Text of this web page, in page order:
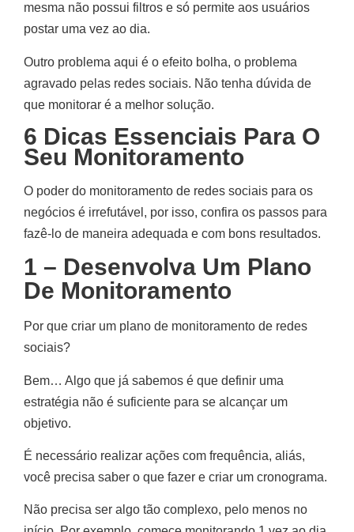
mesma não possui filtros e só permite aos usuários
postar uma vez ao dia.
Outro problema aqui é o efeito bolha, o problema
agravado pelas redes sociais. Não tenha dúvida de
que monitorar é a melhor solução.
6 Dicas Essenciais Para O
Seu Monitoramento
O poder do monitoramento de redes sociais para os
negócios é irrefutável, por isso, confira os passos para
fazê-lo de maneira adequada e com bons resultados.
1 – Desenvolva Um Plano
De Monitoramento
Por que criar um plano de monitoramento de redes
sociais?
Bem… Algo que já sabemos é que definir uma
estratégia não é suficiente para se alcançar um
objetivo.
É necessário realizar ações com frequência, aliás,
você precisa saber o que fazer e criar um cronograma.
Não precisa ser algo tão complexo, pelo menos no